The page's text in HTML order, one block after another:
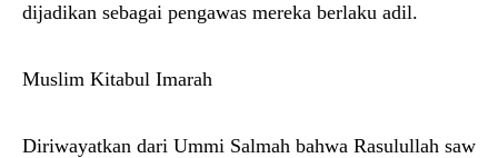
dijadikan sebagai pengawas mereka berlaku adil.
Muslim Kitabul Imarah
Diriwayatkan dari Ummi Salmah bahwa Rasulullah saw